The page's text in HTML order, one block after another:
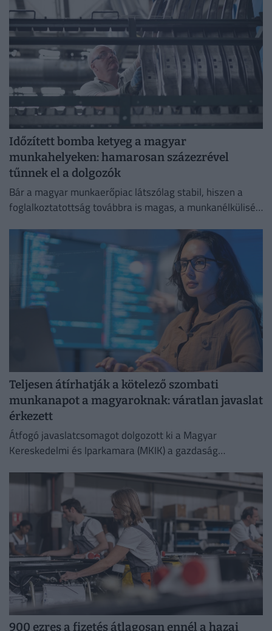
Időzített bomba ketyeg a magyar
munkahelyeken: hamarosan százezrével
tűnnek el a dolgozók
Bár a magyar munkaerőpiac látszólag stabil, hiszen a
foglalkoztatottság továbbra is magas, a munkanélküliség
Teljesen átírhatják a kötelező szombati
munkanapot a magyaroknak: váratlan javaslat
érkezett
Átfogó javaslatcsomagot dolgozott ki a Magyar
Kereskedelmi és Iparkamara (MKIK) a gazdaság
kezelése érdekében.
900 ezres a fizetés átlagosan ennél a hazai